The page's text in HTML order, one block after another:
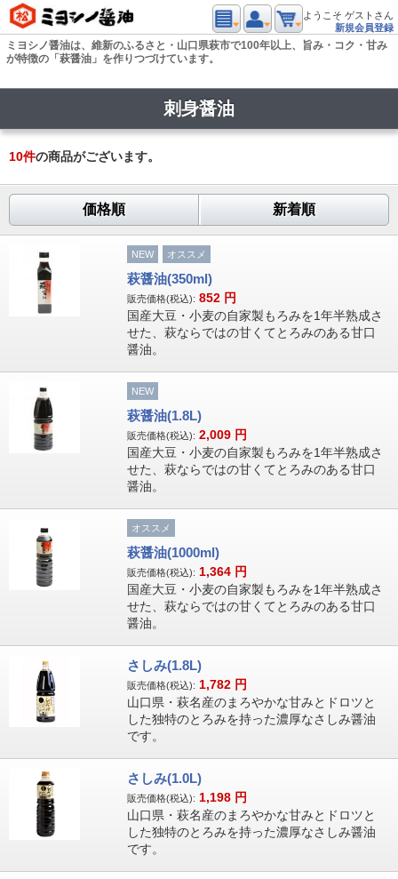
ようこそ ゲストさん
新規会員登録
ミヨシノ醤油は、維新のふるさと・山口県萩市で100年以上、旨み・コク・甘み
が特徴の「萩醤油」を作りつづけています。
刺身醤油
10件の商品がございます。
価格順 新着順
NEW オススメ
萩醤油(350ml)
販売価格(税込): 852 円
国産大豆・小麦の自家製もろみを1年半熟成さ
せた、萩ならではの甘くてとろみのある甘口
醤油。
NEW
萩醤油(1.8L)
販売価格(税込): 2,009 円
国産大豆・小麦の自家製もろみを1年半熟成さ
せた、萩ならではの甘くてとろみのある甘口
醤油。
オススメ
萩醤油(1000ml)
販売価格(税込): 1,364 円
国産大豆・小麦の自家製もろみを1年半熟成さ
せた、萩ならではの甘くてとろみのある甘口
醤油。
さしみ(1.8L)
販売価格(税込): 1,782 円
山口県・萩名産のまろやかな甘みとドロツと
した独特のとろみを持った濃厚なさしみ醤油
です。
さしみ(1.0L)
販売価格(税込): 1,198 円
山口県・萩名産のまろやかな甘みとドロツと
した独特のとろみを持った濃厚なさしみ醤油
です。